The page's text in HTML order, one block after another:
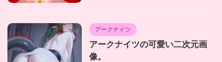
アークナイツ
アークナイツの可愛い二次元画
像。